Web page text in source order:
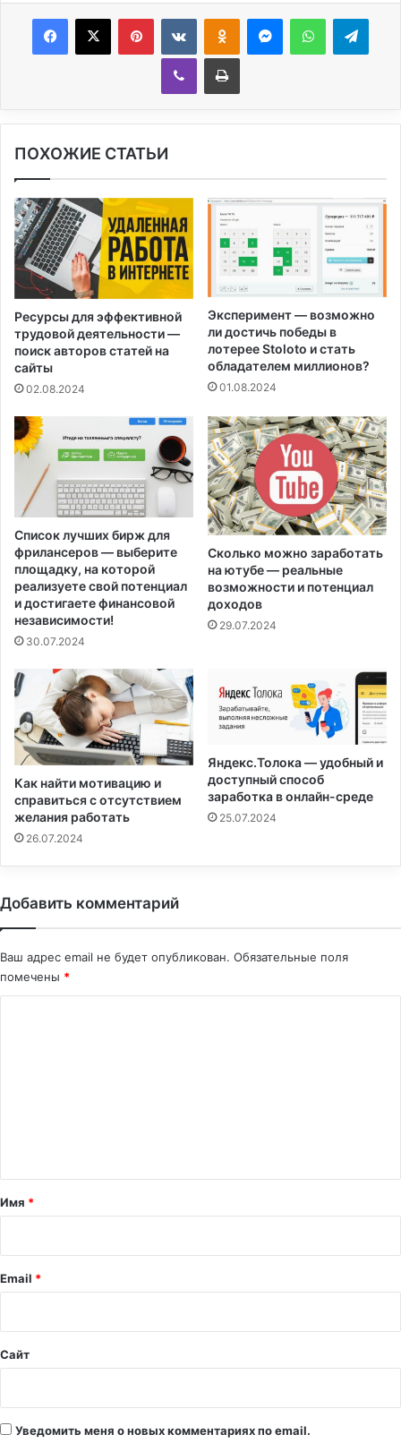
ПОХОЖИЕ СТАТЬИ
Ресурсы для эффективной
трудовой деятельности —
поиск авторов статей на
сайты
02.08.2024
Эксперимент — возможно
ли достичь победы в
лотерее Stoloto и стать
обладателем миллионов?
01.08.2024
Список лучших бирж для
фрилансеров — выберите
площадку, на которой
реализуете свой потенциал
и достигаете финансовой
независимости!
30.07.2024
Сколько можно заработать
на ютубе — реальные
возможности и потенциал
доходов
29.07.2024
Как найти мотивацию и
справиться с отсутствием
желания работать
26.07.2024
Яндекс.Толока — удобный и
доступный способ
заработка в онлайн-среде
25.07.2024
Добавить комментарий
Ваш адрес email не будет опубликован. Обязательные поля
помечены *
а
й
Имя *
Email *
Сайт
Уведомить меня о новых комментариях по email.